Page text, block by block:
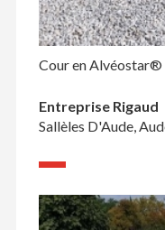
Cour en
Entreprise Rigaud
Sallèles D'Aude,